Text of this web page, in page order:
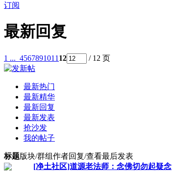
订阅
最新回复
1 ... 4567891011 12 / 12 页
最新热门
最新精华
最新回复
最新发表
抢沙发
我的帖子
标题版块/群组作者回复/查看最后发表
[净土社区]道源老法师：念佛切勿起疑念